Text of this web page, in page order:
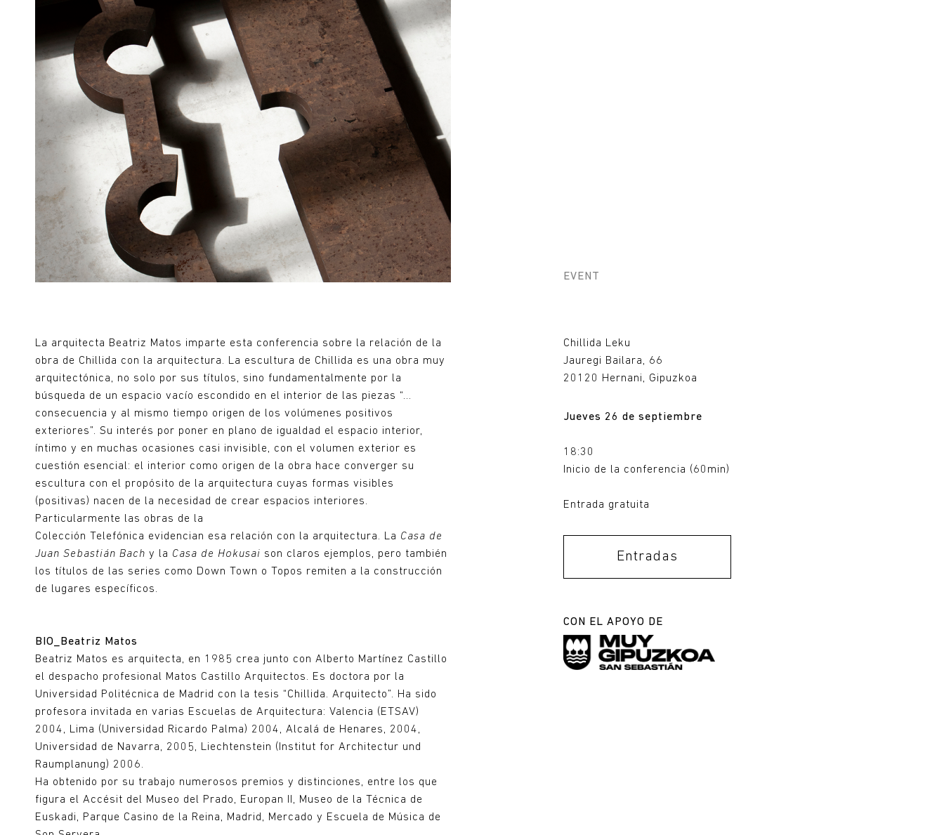
EVENT
La arquitecta Beatriz Matos imparte esta conferencia sobre la relación de la
obra de Chillida con la arquitectura. La escultura de Chillida es una obra muy
arquitectónica, no solo por sus títulos, sino fundamentalmente por la
búsqueda de un espacio vacío escondido en el interior de las piezas “…
consecuencia y al mismo tiempo origen de los volúmenes positivos
exteriores”. Su interés por poner en plano de igualdad el espacio interior,
íntimo y en muchas ocasiones casi invisible, con el volumen exterior es
cuestión esencial: el interior como origen de la obra hace converger su
escultura con el propósito de la arquitectura cuyas formas visibles
(positivas) nacen de la necesidad de crear espacios interiores.
Particularmente las obras de la
Colección Telefónica evidencian esa relación con la arquitectura. La Casa de
Juan Sebastián Bach y la Casa de Hokusai son claros ejemplos, pero también
los títulos de las series como Down Town o Topos remiten a la construcción
de lugares específicos.
BIO_Beatriz Matos
Beatriz Matos es arquitecta, en 1985 crea junto con Alberto Martínez Castillo
el despacho profesional Matos Castillo Arquitectos. Es doctora por la
Universidad Politécnica de Madrid con la tesis “Chillida. Arquitecto”. Ha sido
profesora invitada en varias Escuelas de Arquitectura: Valencia (ETSAV)
2004, Lima (Universidad Ricardo Palma) 2004, Alcalá de Henares, 2004,
Universidad de Navarra, 2005, Liechtenstein (Institut for Architectur und
Raumplanung) 2006.
Ha obtenido por su trabajo numerosos premios y distinciones, entre los que
figura el Accésit del Museo del Prado, Europan II, Museo de la Técnica de
Euskadi, Parque Casino de la Reina, Madrid, Mercado y Escuela de Música de
Chillida Leku
Jauregi Bailara, 66
20120 Hernani, Gipuzkoa
Jueves 26 de septiembre
18:30
Inicio de la conferencia (60min)
Entrada gratuita
Entradas
CON EL APOYO DE